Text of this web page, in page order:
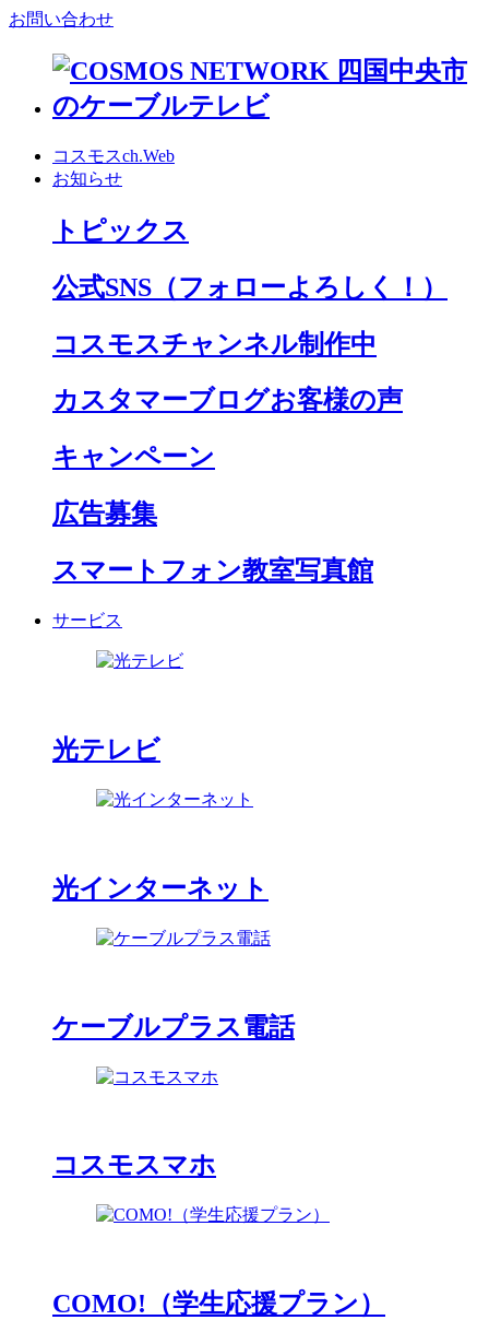
お問い合わせ
コスモスch.Web
お知らせ
トピックス
公式SNS （フォローよろしく！）
コスモスチャンネル制作中
カスタマーブログお客様の声
キャンペーン
広告募集
スマートフォン教室写真館
サービス
光テレビ
光インターネット
ケーブルプラス電話
コスモスマホ
COMO!（学生応援プラン）